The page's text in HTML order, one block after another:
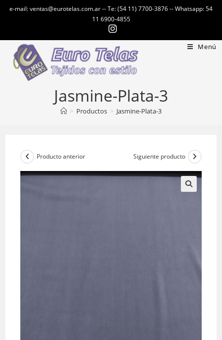
e-mail: ventas@eurotelas.com.ar -- Te: (54 11) 7700-3876 -- Whatsapp: 54
11 6900-4855
Menú
Jasmine-Plata-3
> Productos > Jasmine-Plata-3
Producto anterior Siguiente producto